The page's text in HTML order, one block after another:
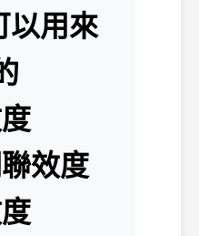
以用來
效度